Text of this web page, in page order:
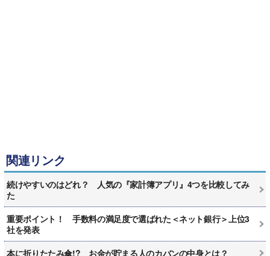
関連リンク
続けやすいのはどれ？ 人気の『家計簿アプリ』4つを比較してみ
た
重要ポイント！ 手数料の満足度で選ばれた＜ネット銀行＞上位3
社を発表
本に折りたたみ傘!? お金が貯まる人のカバンの中身とは？